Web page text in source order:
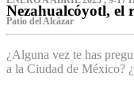
Nezahualcóyotl, el
Patio del Alcázar
¿Alguna vez te has
a la Ciudad de México?